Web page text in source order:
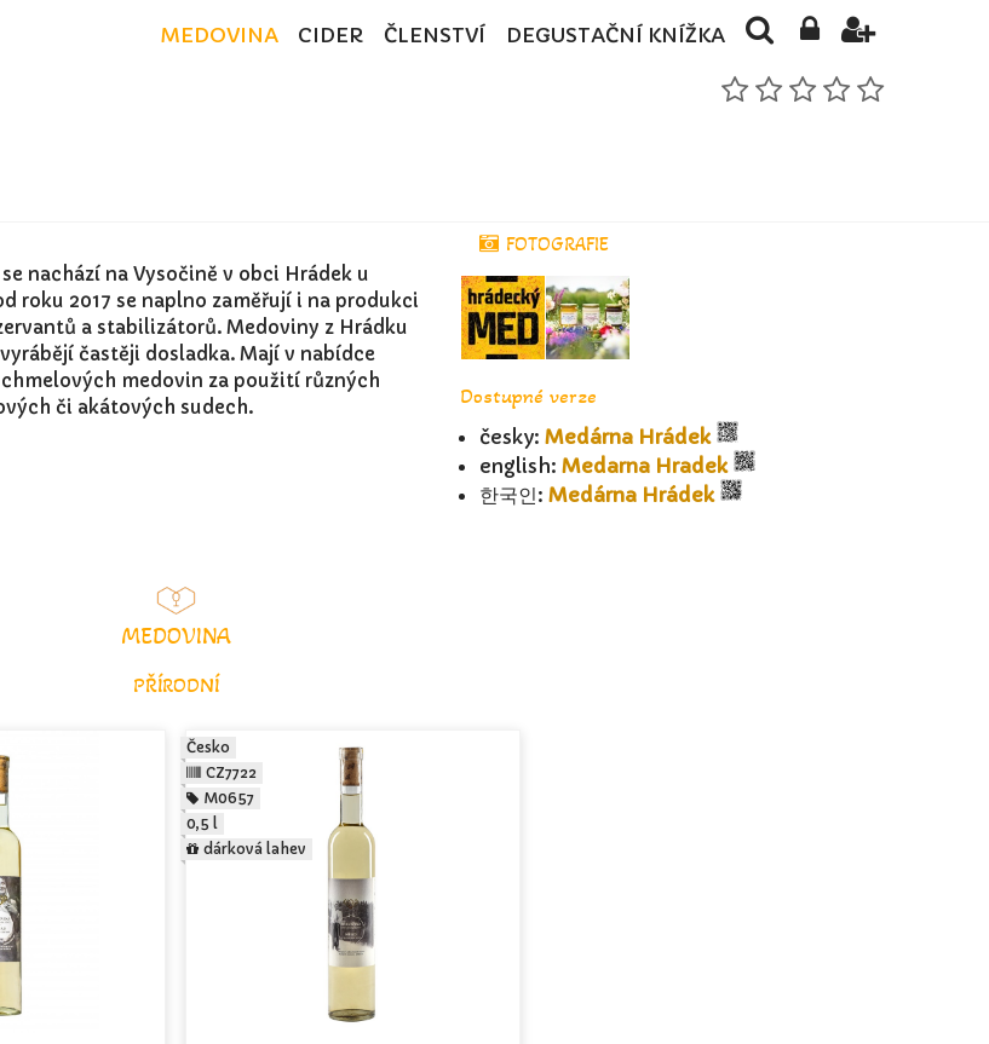
MEDOVINA CIDER ČLENSTVÍ DEGUSTAČNÍ KNÍŽKA
nachází na Vysočině v obci Hrádek u
roku 2017 se naplno zaměřují i na produkci
a stabilizátorů. Medoviny z Hrádku
častěji dosladka. Mají v nabídce
medovin za použití různých
či akátových sudech.
FOTOGRAFIE
Dostupné verze
česky: Medárna Hrádek
english: Medarna Hradek
한국인: Medárna Hrádek
MEDOVINA
PŘÍRODNÍ
Česko
CZ7722
M0657
0,5 l
dárková lahev